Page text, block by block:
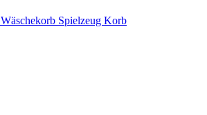
Spielzeug Korb